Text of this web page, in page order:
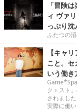
「冒険
ィ ヴァ
っぷり
ふたつの
【キャ
こと。セ
いう働き
クエスト
されまし
実際に働